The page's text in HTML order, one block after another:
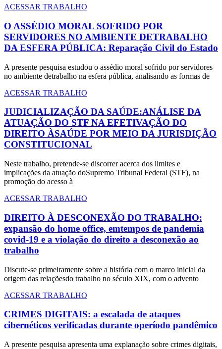
ACESSAR TRABALHO
O ASSÉDIO MORAL SOFRIDO POR
SERVIDORES NO AMBIENTE DETRABALHO
DA ESFERA PÚBLICA: Reparação Civil do Estado
A presente pesquisa estudou o assédio moral sofrido por servidores
no ambiente detrabalho na esfera pública, analisando as formas de
ACESSAR TRABALHO
JUDICIALIZAÇÃO DA SAÚDE:ANÁLISE DA
ATUAÇÃO DO STF NA EFETIVAÇÃO DO
DIREITO ÀSAÚDE POR MEIO DA JURISDIÇÃO
CONSTITUCIONAL
Neste trabalho, pretende-se discorrer acerca dos limites e
implicações da atuação doSupremo Tribunal Federal (STF), na
promoção do acesso à
ACESSAR TRABALHO
DIREITO À DESCONEXÃO DO TRABALHO:
expansão do home office, emtempos de pandemia
covid-19 e a violação do direito a desconexão ao
trabalho
Discute-se primeiramente sobre a história com o marco inicial da
origem das relaçõesdo trabalho no século XIX, com o advento
ACESSAR TRABALHO
CRIMES DIGITAIS: a escalada de ataques
cibernéticos verificadas durante operíodo pandêmico
A presente pesquisa apresenta uma explanação sobre crimes digitais,